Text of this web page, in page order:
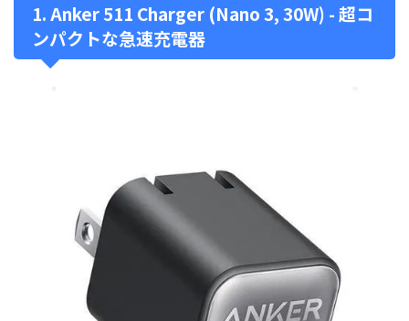
1. Anker 511 Charger (Nano 3, 30W) - 超コ
ンパクトな急速充電器